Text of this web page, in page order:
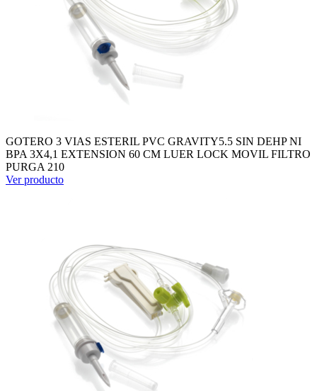
GOTERO 3 VIAS ESTERIL PVC GRAVITY5.5 SIN DEHP NI
BPA 3X4,1 EXTENSION 60 CM LUER LOCK MOVIL FILTRO
PURGA 210
Ver producto